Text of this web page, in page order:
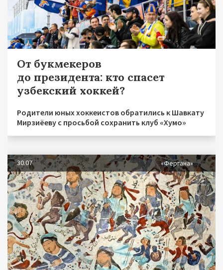
От букмекеров
до президента: кто спасет
узбекский хоккей?
Родители юных хоккеистов обратились к Шавкату
Мирзиёеву с просьбой сохранить клуб «Хумо»
30.07 «Фергана»